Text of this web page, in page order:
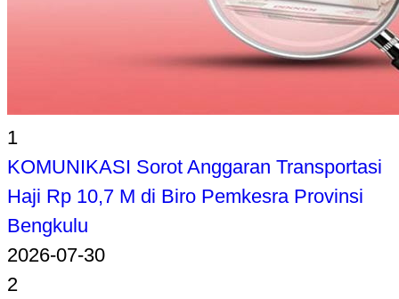
1
KOMUNIKASI Sorot Anggaran Transportasi
Haji Rp 10,7 M di Biro Pemkesra Provinsi
Bengkulu
2026-07-30
2